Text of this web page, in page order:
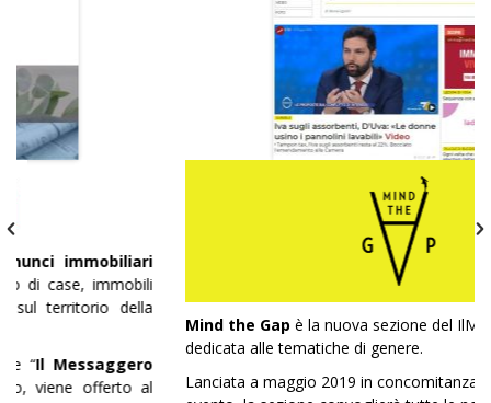
è la nuova sezione del IlMessaggero.it
dedicata alle tematiche di genere.
Lanciata a maggio 2019 in concomitanza con l’omonimo